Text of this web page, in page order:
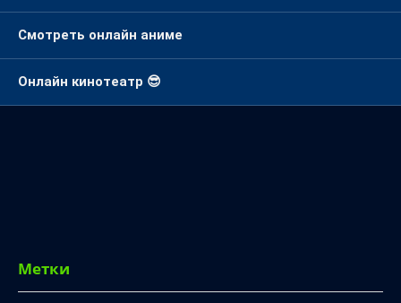
Смотреть онлайн аниме
Онлайн кинотеатр 😎
Метки